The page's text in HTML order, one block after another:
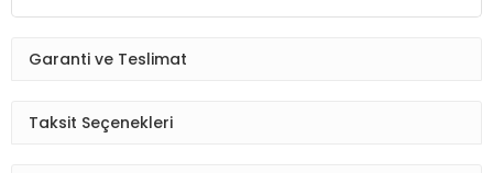
Garanti ve Teslimat
Taksit Seçenekleri